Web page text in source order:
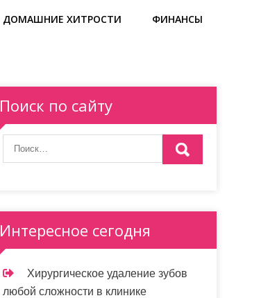
ДОМАШНИЕ ХИТРОСТИ ФИНАНСЫ
Поиск по сайту
Интересное сегодня
Хирургическое удаление зубов
любой сложности в клинике